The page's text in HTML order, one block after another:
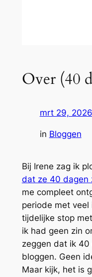
Over (40
mrt 29, 2026
in Bloggen
Bij Irene zag ik
dat ze 40 dagen
me compleet
periode met
tijdelijke stop
ik had geen zin
zeggen dat ik
bloggen. Geen
Maar kijk, het is